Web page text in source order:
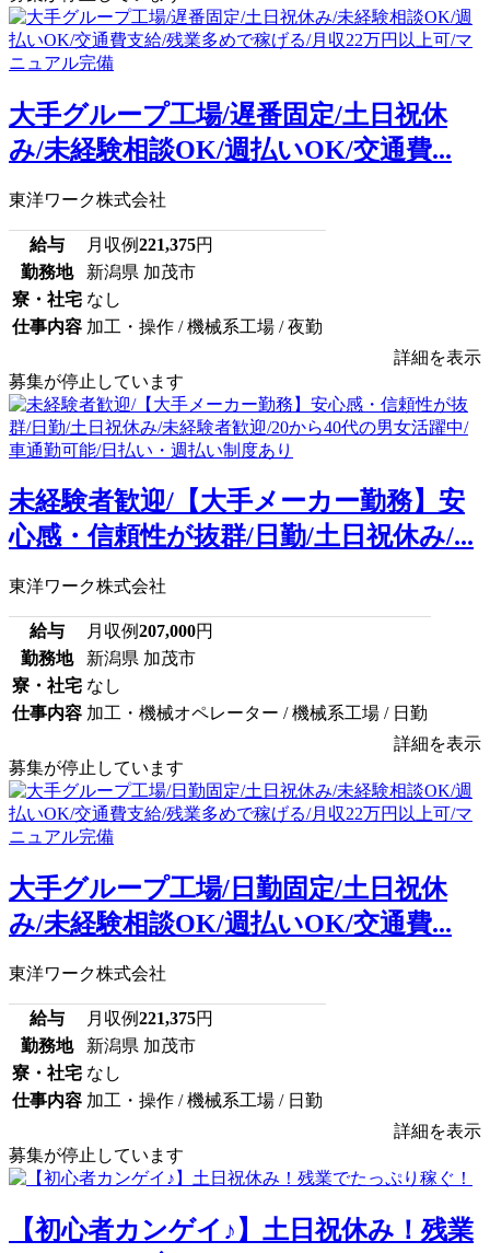
大手グループ工場/遅番固定/土日祝休
み/未経験相談OK/週払いOK/交通費...
東洋ワーク株式会社
給与 月収例221,375円
勤務地
新潟県 加茂市
寮・社宅 なし
仕事内容 加工・操作 / 機械系工場 / 夜勤
詳細を表示
募集が停止しています
未経験者歓迎/【大手メーカー勤務】安
心感・信頼性が抜群/日勤/土日祝休み/...
東洋ワーク株式会社
給与 月収例207,000円
勤務地
新潟県 加茂市
寮・社宅 なし
仕事内容 加工・機械オペレーター / 機械系工場 / 日勤
詳細を表示
募集が停止しています
大手グループ工場/日勤固定/土日祝休
み/未経験相談OK/週払いOK/交通費...
東洋ワーク株式会社
給与 月収例221,375円
勤務地
新潟県 加茂市
寮・社宅 なし
仕事内容 加工・操作 / 機械系工場 / 日勤
詳細を表示
募集が停止しています
【初心者カンゲイ♪】土日祝休み！残業